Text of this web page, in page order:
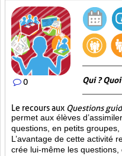
0 Qui ?
Le recours aux Questions
permet aux élèves
questions, en petits
L’avantage de cette activité
crée lui-même les